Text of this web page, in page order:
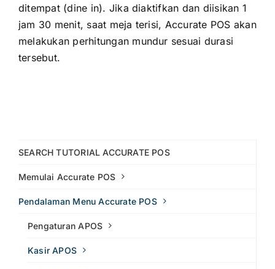
ditempat (dine in). Jika diaktifkan dan diisikan 1
jam 30 menit, saat meja terisi, Accurate POS akan
melakukan perhitungan mundur sesuai durasi
tersebut.
SEARCH TUTORIAL ACCURATE POS
Memulai Accurate POS
Pendalaman Menu Accurate POS
Pengaturan APOS
Kasir APOS